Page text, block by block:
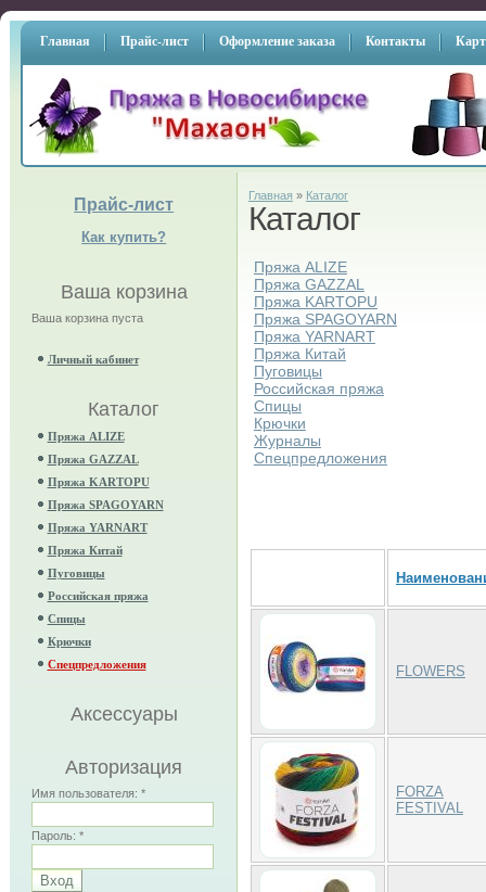
Главная Прайс-лист Оформление заказа Контакты
Прайс-лист
Как купить?
Ваша корзина
Ваша корзина пуста
Личный кабинет
Каталог
Пряжа ALIZE
Пряжа GAZZAL
Пряжа KARTOPU
Пряжа SPAGOYARN
Пряжа YARNART
Пряжа Китай
Пуговицы
Российская пряжа
Спицы
Крючки
Спецпредложения
Аксессуары
Авторизация
Имя пользователя: *
Пароль: *
Главная » Каталог
Каталог
Пряжа ALIZE
Пряжа GAZZAL
Пряжа KARTOPU
Пряжа SPAGOYARN
Пряжа YARNART
Пряжа Китай
Пуговицы
Российская пряжа
Спицы
Крючки
Журналы
Спецпредложения
FLOWERS
FORZA
FESTIVAL